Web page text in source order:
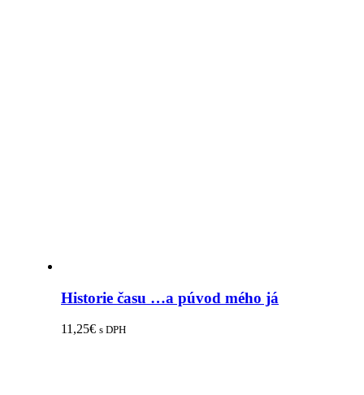
Historie času …a púvod mého já
11,25€ s DPH